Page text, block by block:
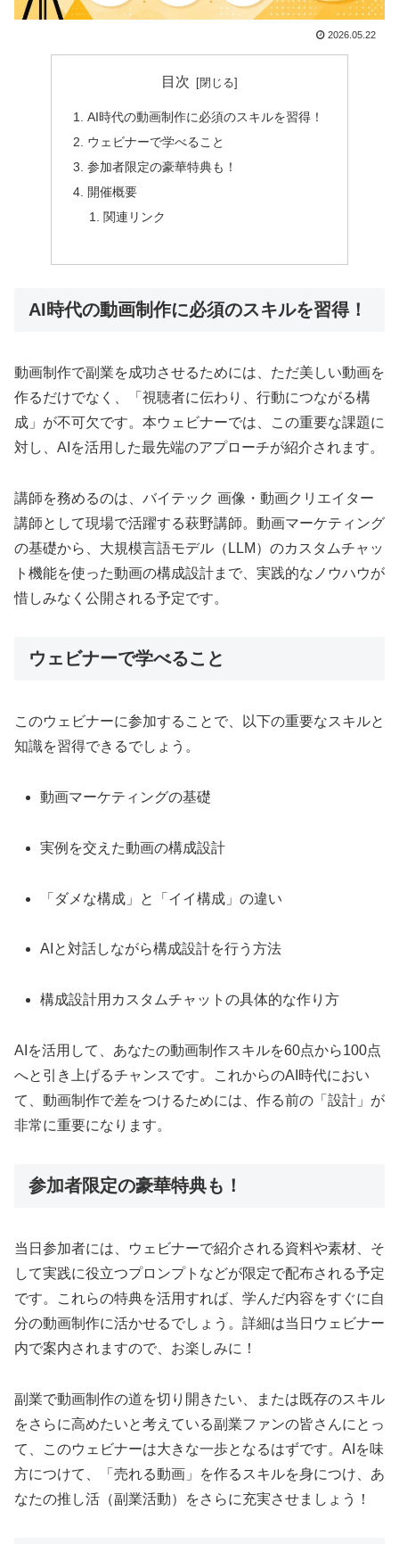
2026.05.22
目次
AI時代の動画制作に必須のスキルを習得！
ウェビナーで学べること
参加者限定の豪華特典も！
開催概要
関連リンク
AI時代の動画制作に必須のスキルを習得！
動画制作で副業を成功させるためには、ただ美しい動画を
作るだけでなく、「視聴者に伝わり、行動につながる構
成」が不可欠です。本ウェビナーでは、この重要な課題に
対し、AIを活用した最先端のアプローチが紹介されます。
講師を務めるのは、バイテック 画像・動画クリエイター
講師として現場で活躍する萩野講師。動画マーケティング
の基礎から、大規模言語モデル（LLM）のカスタムチャッ
ト機能を使った動画の構成設計まで、実践的なノウハウが
惜しみなく公開される予定です。
ウェビナーで学べること
このウェビナーに参加することで、以下の重要なスキルと
知識を習得できるでしょう。
動画マーケティングの基礎
実例を交えた動画の構成設計
「ダメな構成」と「イイ構成」の違い
AIと対話しながら構成設計を行う方法
構成設計用カスタムチャットの具体的な作り方
AIを活用して、あなたの動画制作スキルを60点から100点
へと引き上げるチャンスです。これからのAI時代におい
て、動画制作で差をつけるためには、作る前の「設計」が
非常に重要になります。
参加者限定の豪華特典も！
当日参加者には、ウェビナーで紹介される資料や素材、そ
して実践に役立つプロンプトなどが限定で配布される予定
です。これらの特典を活用すれば、学んだ内容をすぐに自
分の動画制作に活かせるでしょう。詳細は当日ウェビナー
内で案内されますので、お楽しみに！
副業で動画制作の道を切り開きたい、または既存のスキル
をさらに高めたいと考えている副業ファンの皆さんにとっ
て、このウェビナーは大きな一歩となるはずです。AIを味
方につけて、「売れる動画」を作るスキルを身につけ、あ
なたの推し活（副業活動）をさらに充実させましょう！